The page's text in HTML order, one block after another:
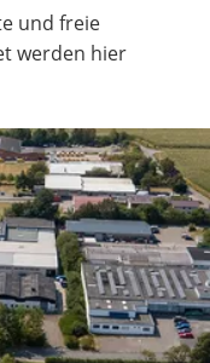
und freie
werden hier